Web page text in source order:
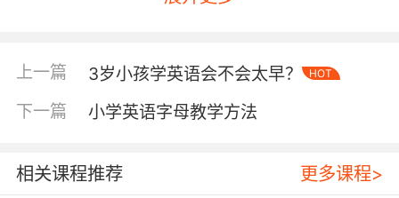
2、培养孩子的学习兴趣
家长们可以在平常的时候多给孩子们讲一些有趣
的英文故事，多看一些好看的英语动画、歌曲和
加强孩子们对英语的学习兴趣。家长们也要和孩
上一篇 3岁小孩学英语会不会太早？ HOT
下一篇 小学英语字母教学方法
相关课程推荐 更多课程>